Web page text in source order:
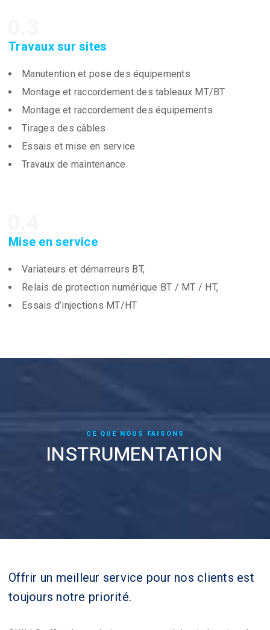
Travaux sur sites
Manutention et pose des équipements
Montage et raccordement des tableaux MT/BT
Montage et raccordement des équipements
Tirages des câbles
Essais et mise en service
Travaux de maintenance
Mise en service
Variateurs et démarreurs BT,
Relais de protection numérique BT / MT / HT,
Essais d’injections MT/HT
CE QUE NOUS FAISONS
INSTRUMENTATION
Offrir un meilleur service pour nos clients est
toujours notre priorité.